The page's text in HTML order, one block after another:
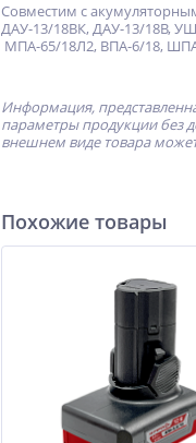
Совместим с
ДАУ-13/18ВК, ДАУ-13/18В,
МПА-65/18Л2, ВПА-6/18,
Информация,
параметры продукции без
внешнем виде товара
Похожие товары